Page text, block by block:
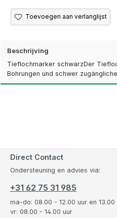
Toevoegen aan verlanglijst
Beschrijving
Tieflochmarker schwarzDer
Bohrungen und schwer
Direct Contact
Ondersteuning en advies via:
+31 62 75 31 985
ma-do: 08.00 - 12.00 uur en 13.00
vr: 08.00 - 14.00 uur